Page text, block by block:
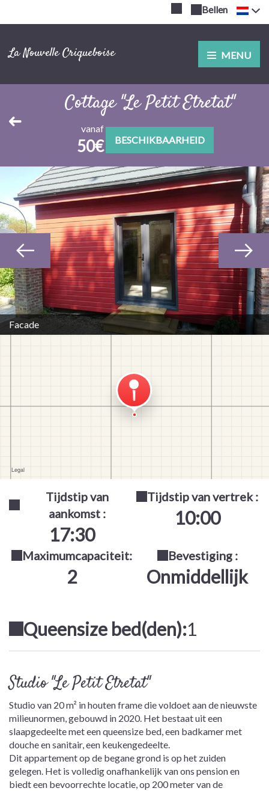
Bellen
La Nouvelle Criqueboise MENU
Cottage "Le Petit Etretat"
vanaf
50€ BESCHIKBAARHEID
Facade
Tijdstip van
aankomst :
17:30
Tijdstip van vertrek :
10:00
Maximumcapaciteit:
2
Bevestiging :
Onmiddellijk
Queensize bed(den):1
Studio "Le Petit Etretat"
Studio van 20 m² in houten frame die voldoet aan de nieuwste
milieunormen, gebouwd in 2020. Het bestaat uit een
slaapgedeelte met een queensize bed, een badkamer met
douche en sanitair, een keukengedeelte.
Dit appartement op de begane grond is op het zuiden
gelegen. Het is volledig onafhankelijk van ons pension en
biedt een bevoorrechte locatie, op 200 meter van de